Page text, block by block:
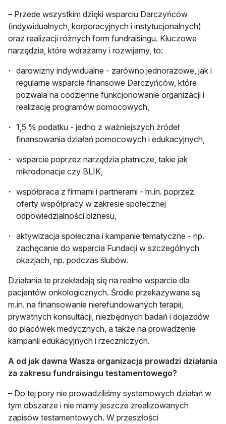
– Przede wszystkim dzięki wsparciu Darczyńców
(indywidualnych, korporacyjnych i instytucjonalnych)
oraz realizacji różnych form fundraisingu. Kluczowe
narzędzia, które wdrażamy i rozwijamy, to:
darowizny indywidualne - zarówno jednorazowe, jak i
regularne wsparcie finansowe Darczyńców, które
pozwala na codzienne funkcjonowanie organizacji i
realizację programów pomocowych,
1,5 % podatku - jedno z ważniejszych źródeł
finansowania działań pomocowych i edukacyjnych,
wsparcie poprzez narzędzia płatnicze, takie jak
mikrodonacje czy BLIK,
współpraca z firmami i partnerami - m.in. poprzez
oferty współpracy w zakresie społecznej
odpowiedzialności biznesu,
aktywizacja społeczna i kampanie tematyczne - np.
zachęcanie do wsparcia Fundacji w szczególnych
okazjach, np. podczas ślubów.
Działania te przekładają się na realne wsparcie dla
pacjentów onkologicznych. Środki przekazywane są
m.in. na finansowanie nierefundowanych terapii,
prywatnych konsultacji, niezbędnych badań i dojazdów
do placówek medycznych, a także na prowadzenie
kampanii edukacyjnych i rzeczniczych.
A od jak dawna Wasza organizacja prowadzi działania
za zakresu fundraisingu testamentowego?
– Do tej pory nie prowadziliśmy systemowych działań w
tym obszarze i nie mamy jeszcze zrealizowanych
zapisów testamentowych. W przeszłości